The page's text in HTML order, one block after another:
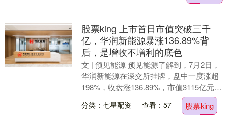
股票king 上市首日市值突破三千
亿，华润新能源暴涨136.89%背
后，是增收不增利的底色
文 | 预见能源 预见能源了解到，7月2日，
华润新能源在深交所挂牌，盘中一度涨超
198%，收盘涨136.89%，市值3115亿元。
245亿募资额刷新深交所纪录。....
分类：七星配资 查看：57 股票king